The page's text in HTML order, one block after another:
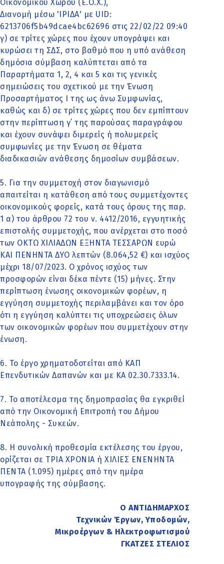
Οικονομικού Χώρου (Ε.Ο.Χ.),
Διανομή μέσω 'ΙΡΙΔΑ' με UID:
6213706f5b49dcae4bc62696 στις 22/02/22 09:40
γ) σε τρίτες χώρες που έχουν υπογράψει και
κυρώσει τη ΣΔΣ, στο βαθμό που η υπό ανάθεση
δημόσια σύμβαση καλύπτεται από τα
Παραρτήματα 1, 2, 4 και 5 και τις γενικές
σημειώσεις του σχετικού με την Ένωση
Προσαρτήματος I της ως άνω Συμφωνίας,
καθώς και δ) σε τρίτες χώρες που δεν εμπίπτουν
στην περίπτωση γ΄ της παρούσας παραγράφου
και έχουν συνάψει διμερείς ή πολυμερείς
συμφωνίες με την Ένωση σε θέματα
διαδικασιών ανάθεσης δημοσίων συμβάσεων.
5. Για την συμμετοχή στον διαγωνισμό
απαιτείται η κατάθεση από τους συμμετέχοντες
οικονομικούς φορείς, κατά τους όρους της παρ.
1 α) του άρθρου 72 του ν. 4412/2016, εγγυητικής
επιστολής συμμετοχής, που ανέρχεται στο ποσό
των ΟΚΤΩ ΧΙΛΙΑΔΩΝ ΕΞΗΝΤΑ ΤΕΣΣΑΡΩΝ ευρώ
ΚΑΙ ΠΕΝΗΝΤΑ ΔΥΟ λεπτών (8.064,52 €) και ισχύος
μέχρι 18/07/2023. Ο χρόνος ισχύος των
προσφορών είναι δέκα πέντε (15) μήνες. Στην
περίπτωση ένωσης οικονομικών φορέων, η
εγγύηση συμμετοχής περιλαμβάνει και τον όρο
ότι η εγγύηση καλύπτει τις υποχρεώσεις όλων
των οικονομικών φορέων που συμμετέχουν στην
ένωση.
6. Το έργο χρηματοδοτείται από ΚΑΠ
Επενδυτικών Δαπανών και με ΚΑ 02.30.7333.14.
7. Το αποτέλεσμα της δημοπρασίας θα εγκριθεί
από την Οικονομική Επιτροπή του Δήμου
Νεάπολης - Συκεών.
8. Η συνολική προθεσμία εκτέλεσης του έργου,
ορίζεται σε ΤΡΙΑ ΧΡΟΝΙΑ ή ΧΙΛΙΕΣ ΕΝΕΝΗΝΤΑ
ΠΕΝΤΑ (1.095) ημέρες από την ημέρα
υπογραφής της σύμβασης.
Ο ΑΝΤΙΔΗΜΑΡΧΟΣ
Τεχνικών Έργων, Υποδομών,
Μικροέργων & Ηλεκτροφωτισμού
ΓΚΑΤΖΕΣ ΣΤΕΛΙΟΣ